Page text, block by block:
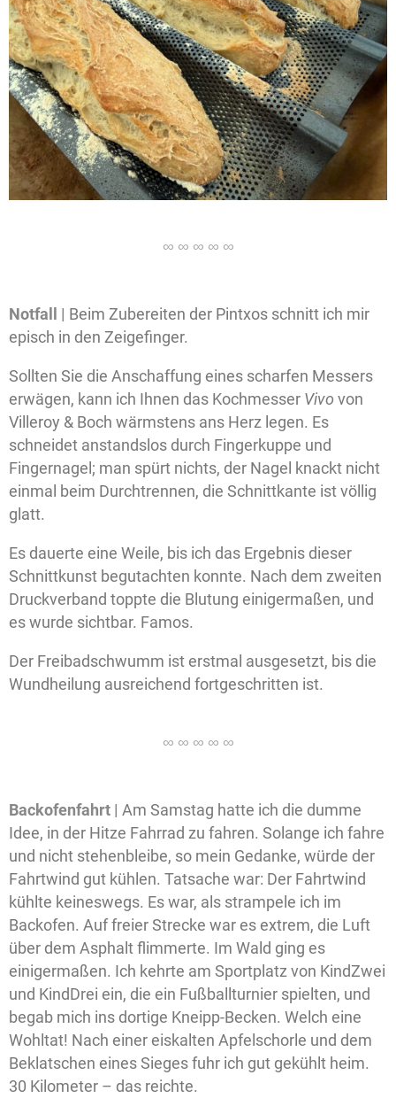
Notfall | Beim Zubereiten der Pintxos schnitt ich mir
episch in den Zeigefinger.
Sollten Sie die Anschaffung eines scharfen Messers
erwägen, kann ich Ihnen das Kochmesser Vivo von
Villeroy & Boch wärmstens ans Herz legen. Es
schneidet anstandslos durch Fingerkuppe und
Fingernagel; man spürt nichts, der Nagel knackt nicht
einmal beim Durchtrennen, die Schnittkante ist völlig
glatt.
Es dauerte eine Weile, bis ich das Ergebnis dieser
Schnittkunst begutachten konnte. Nach dem zweiten
Druckverband toppte die Blutung einigermaßen, und
es wurde sichtbar. Famos.
Der Freibadschwumm ist erstmal ausgesetzt, bis die
Wundheilung ausreichend fortgeschritten ist.
Backofenfahrt | Am Samstag hatte ich die dumme
Idee, in der Hitze Fahrrad zu fahren. Solange ich fahre
und nicht stehenbleibe, so mein Gedanke, würde der
Fahrtwind gut kühlen. Tatsache war: Der Fahrtwind
kühlte keineswegs. Es war, als strampele ich im
Backofen. Auf freier Strecke war es extrem, die Luft
über dem Asphalt flimmerte. Im Wald ging es
einigermaßen. Ich kehrte am Sportplatz von KindZwei
und KindDrei ein, die ein Fußballturnier spielten, und
begab mich ins dortige Kneipp-Becken. Welch eine
Wohltat! Nach einer eiskalten Apfelschorle und dem
Beklatschen eines Sieges fuhr ich gut gekühlt heim.
30 Kilometer – das reichte.